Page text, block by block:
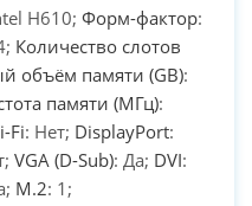
H610; Форм-фактор:
Количество слотов
объём памяти (GB):
памяти (МГц):
Fi: Нет; DisplayPort:
VGA (D-Sub): Да; DVI:
M.2: 1;